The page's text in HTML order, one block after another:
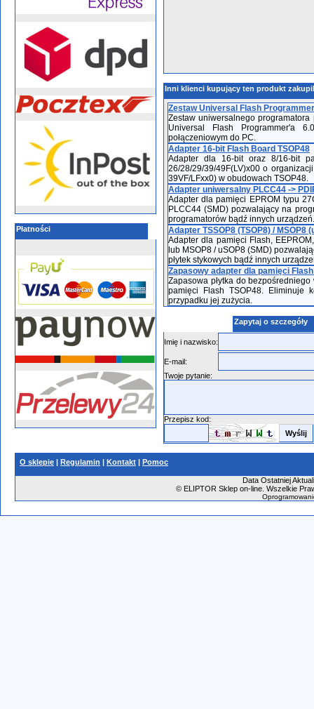
Płatności
Inni klienci kupujący ten produkt
Zestaw Universal Flash
Zestaw uniwersalnego
Universal Flash Programmer'a
połączeniowym do PC.
Adapter 16-bit Flash Board TSOP48
Adapter dla 16-bit oraz 8/16-bit
26/28/29/39/49F(LV)x00 o
39VF/LFxx0) w obudowach TSOP48.
Adapter uniwersalny PLCC44 ->
Adapter dla pamięci EPROM typu
PLCC44 (SMD) pozwalający na
programatorów bądź innych urządzeń.
Adapter TSSOP8 (TSOP8) / MSOP8
Adapter dla pamięci Flash,
lub MSOP8 / uSOP8 (SMD)
płytek stykowych bądź innych
Zapasowy adapter dla pamięci Flash
Zapasowa płytka do
pamięci Flash TSOP48. Eliminuje
przypadku jej zużycia.
Zapytaj o szczegóły
Imię i nazwisko:
E-mail:
Twoje pytanie:
Przepisz kod:
O sklepie | Regulamin | Kontakt | Pomoc
Data Ostatniej
©ELIPTOR Sklep on-line. Wszelkie